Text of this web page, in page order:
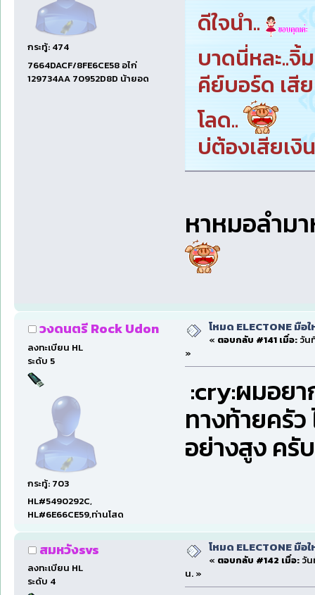
กระทู้: 474
7664DACF/8FE6CE58 อไก่
129734AA 70952D8D น้ายอด
ดีใจนำ..
บาดนี่หละ..จิ้
คีย์บอร์ด เสี
โลด..
บ่ต้องเสียเ
หาหมอลำม
วงดนตรี Rock Udon
ลงทะเบียน HL
ระดับ 5
กระทู้: 703
HL#5490292C,
HL#6E66CE59,ท่านโสด
โหมด ELECTONE มือ
« ตอบกลับ #141 เมื่อ:วัน
»
:cry:ผมอยา
ทางท้ายครั
อย่างสูง ค
สมหวังsvs
ลงทะเบียน HL
ระดับ 4
โหมด ELECTONE มือ
« ตอบกลับ #142 เมื่อ:วัน
น. »